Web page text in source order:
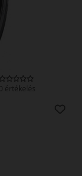
0 értékelés